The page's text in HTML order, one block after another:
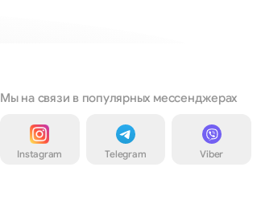
Мы на связи в популярных мессенджерах
Instagram Telegram Viber